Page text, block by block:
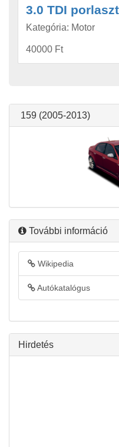
3.0 TDI
Kategória: Motor
40000 Ft
159 (2005-2013)
További információ
Wikipedia
Autókatalógus
Hirdetés